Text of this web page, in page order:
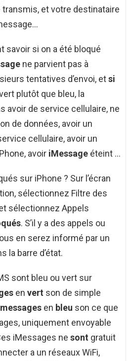
transmis, et votre destinataire
savoir si on a été bloqué
ne parvient pas à
tentatives d’envoi, etsi
plutôt que bleu, la
avoir de service cellulaire, ne
de données, avoir un
cellulaire, avoir un
avoir iMessage éteint …
sur iPhone ? Sur l’écran
sélectionnez Filtre des
sélectionnez Appels
. S’il y a des appels ou
en serez informé par un
la barre d’état.
sont bleu ou vert sur
en vert son de simple
messages en bleu son ce que
uniquement envoyable
iMessages ne sont gratuit
a un réseaux WiFi,